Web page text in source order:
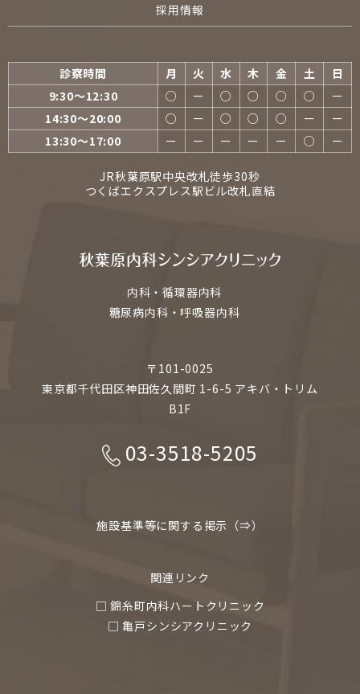
採用情報
診察時間 月 火 水 木 金 土
日
9:30〜12:30
○ ー ○ ○ ○ ○
ー
14:30〜20:00
○ ー ○ ○ ○ ー
ー
13:30〜17:00
ー ー ー ー ー ○ ー
JR秋葉原駅中央改札徒歩30秒
つくばエクスプレス駅ビル改札直結
内科・循環器内科
糖尿病内科・呼吸器内科
〒101-0025
東京都千代田区神田佐久間町 1-6-5 アキバ・トリム
B1F
03-3518-5205
施設基準等に関する掲示（⇒）
関連リンク
□ 錦糸町内科ハートクリニック
□ 亀戸シンシアクリニック